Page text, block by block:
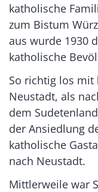
katholische
zum Bistum
aus wurde 1930
katholische
So richtig los mit
Neustadt, als
dem
der Ansiedlung
katholische
nach Neustadt.
Mittlerweile war